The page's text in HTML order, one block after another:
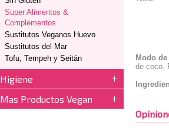
Super Alimentos &
Complementos
Sustitutos Veganos Huevo
Sustitutos del Mar
Tofu, Tempeh y Seitán
Higiene
Mas Productos Vegan
Modo
de coco.